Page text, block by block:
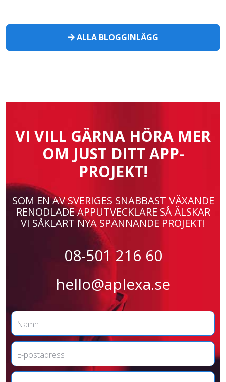
ALLA BLOGGINLÄGG
VI VILL GÄRNA HÖRA MER
OM JUST DITT APP-
PROJEKT!
SOM EN AV SVERIGES SNABBAST VÄXANDE
RENODLADE APPUTVECKLARE SÅ ÄLSKAR
VI SÅKLART NYA SPÄNNANDE PROJEKT!
08-501 216 60
hello@aplexa.se